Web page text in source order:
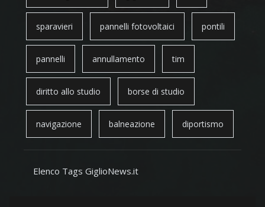
sparavieri pannelli fotovoltaici pontili
pannelli annullamento tim
diritto allo studio borse di studio
navigazione balneazione diportismo
Elenco Tags GiglioNews.it